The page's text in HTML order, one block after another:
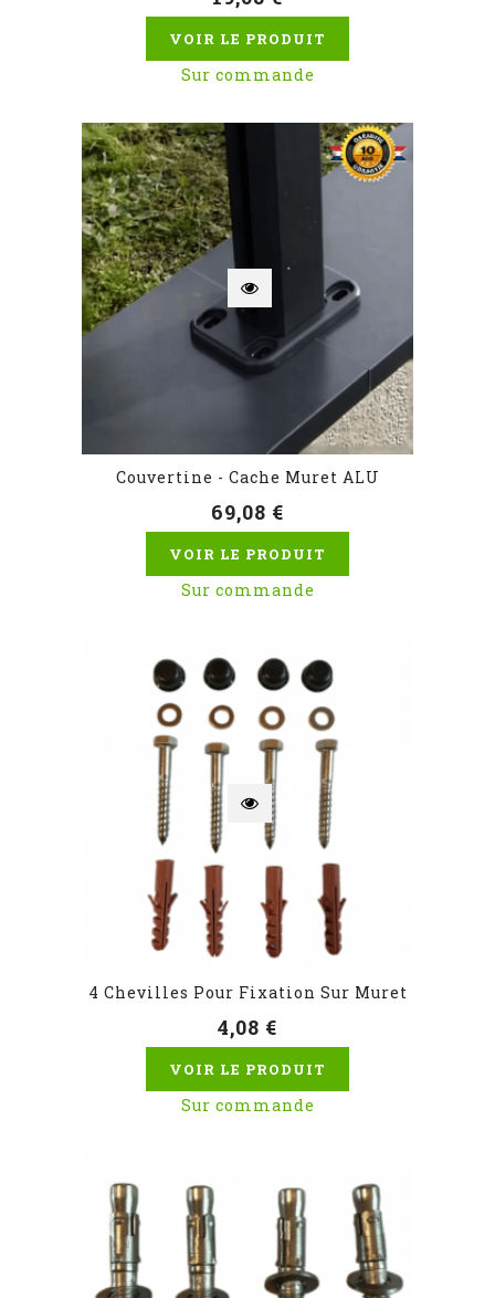
VOIR LE PRODUIT
Sur commande
Couvertine - Cache Muret ALU
69,08 €
VOIR LE PRODUIT
Sur commande
4 Chevilles Pour Fixation Sur Muret
4,08 €
VOIR LE PRODUIT
Sur commande